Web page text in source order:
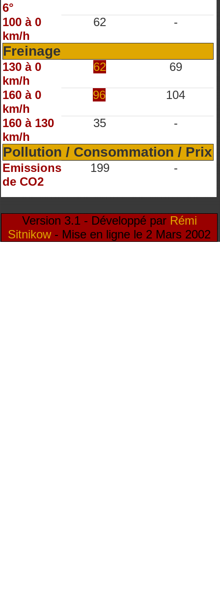
6°
100 à 0
km/h
62 -
Freinage
130 à 0
km/h
62 69
160 à 0
km/h
96 104
160 à 130
km/h
35 -
Pollution / Consommation / Prix
Emissions
de CO2
199 -
Version 3.1 - Développé par Rémi
Sitnikow- Mise en ligne le 2 Mars 2002